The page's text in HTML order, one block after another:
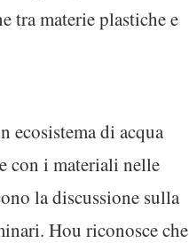
tra materie plastiche e
ecosistema di acqua
con i materiali nelle
la discussione sulla
Hou riconosce che